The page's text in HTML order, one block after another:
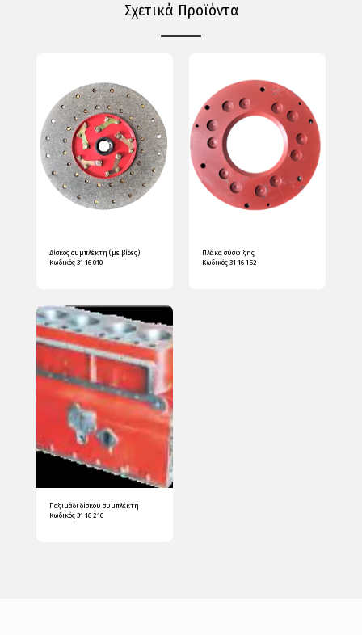
Σχετικά Προϊόντα
Δίσκος συμπλέκτη (με βίδες)
Κωδικός 31 16 010
Πλάκα σύσφιξης
Κωδικός 31 16 152
Παξιμάδι δίσκου συμπλέκτη
Κωδικός 31 16 216